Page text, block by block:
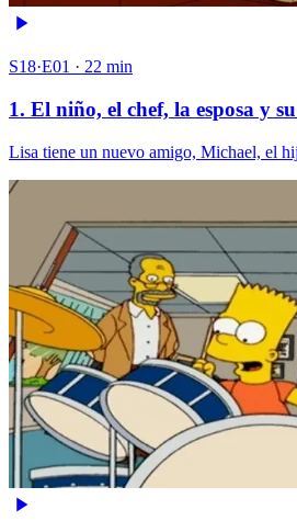
S18·E01 · 22 min
1. El niño, el chef, la esposa y
Lisa tiene un nuevo amigo, Michael, el